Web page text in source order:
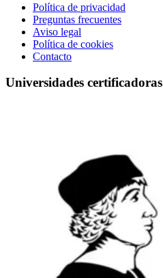
Política de privacidad
Preguntas frecuentes
Aviso legal
Política de cookies
Contacto
Universidades certificadoras